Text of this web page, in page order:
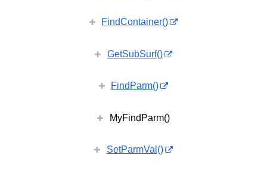
FindContainer()
GetSubSurf()
FindParm()
MyFindParm()
SetParmVal()